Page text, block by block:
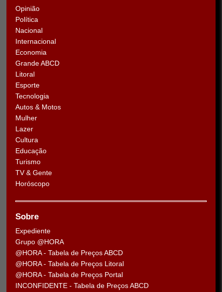
Opinião
Política
Nacional
Internacional
Economia
Grande ABCD
Litoral
Esporte
Tecnologia
Autos & Motos
Mulher
Lazer
Cultura
Educação
Turismo
TV & Gente
Horóscopo
Sobre
Expediente
Grupo @HORA
@HORA - Tabela de Preços ABCD
@HORA - Tabela de Preços Litoral
@HORA - Tabela de Preços Portal
INCONFIDENTE - Tabela de Preços ABCD